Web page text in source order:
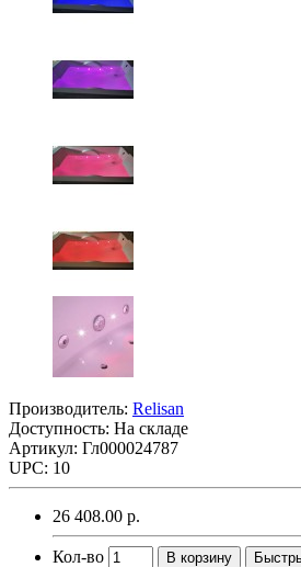
Производитель: Relisan
Доступность: На складе
Артикул: Гл000024787
UPC: 10
26 408.00 р.
Кол-во В корзину